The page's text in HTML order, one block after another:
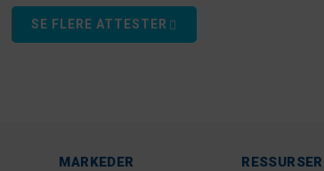
SE FLERE ATTESTER
MARKEDER
RESSURSER